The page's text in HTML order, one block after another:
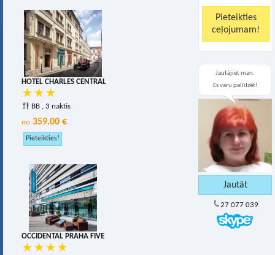
Jautājiet man.
Es varu palīdzēt!
27 077 039
HOTEL CHARLES CENTRAL
BB , 3 naktis
no 359.00 €
OCCIDENTAL PRAHA FIVE